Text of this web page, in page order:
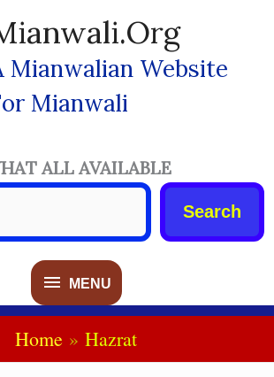
Mianwalian Website
Mianwali
MENU
MENU
ALL AVAILABLE
Search
Home Hazrat